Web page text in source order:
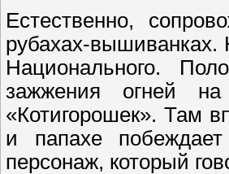
Естественно,
рубахах-вышиванках.
Национального.
зажжения огней
«Котигорошек». Там
и папахе
персонаж, который